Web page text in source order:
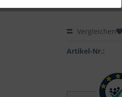
Vergleichen
Artikel-Nr.: